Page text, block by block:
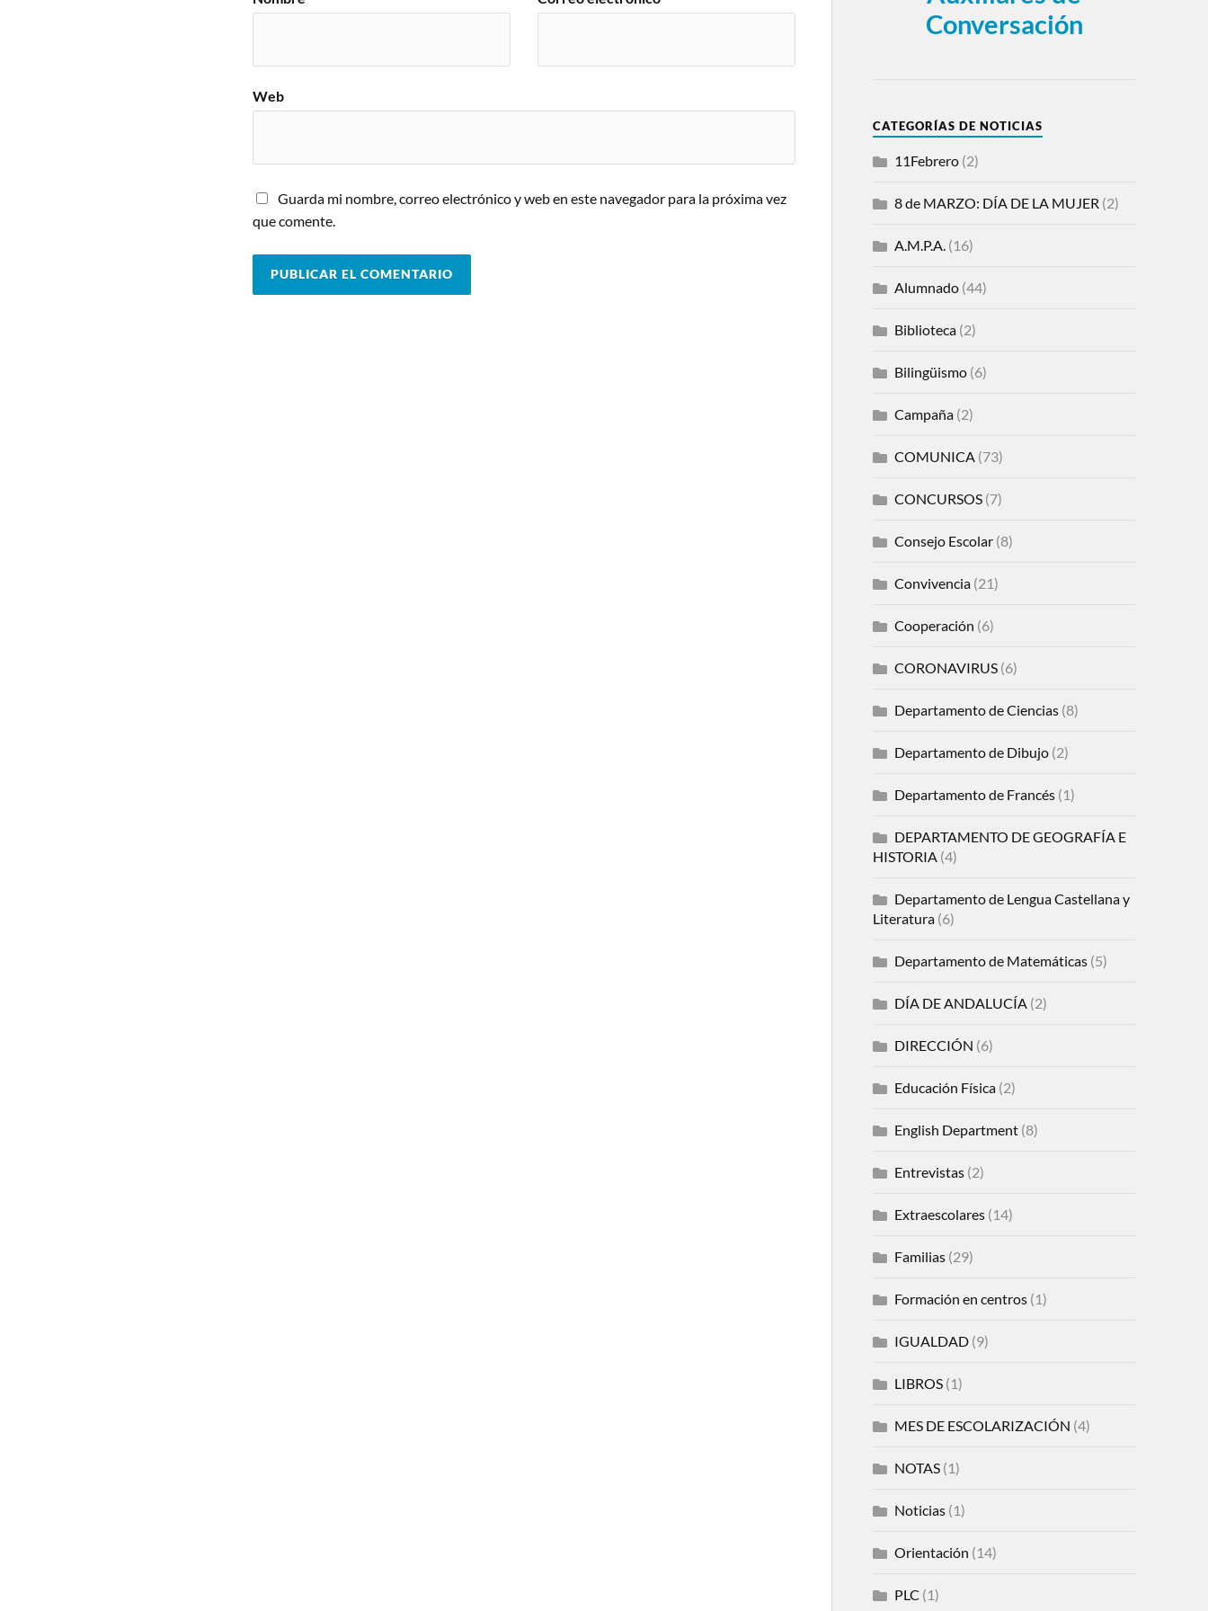
Web
Guarda mi nombre, correo electrónico y web en este navegador para la próxima vez
que comente.
Conversación
CATEGORÍAS DE NOTICIAS
11Febrero(2)
8 de MARZO: DÍA DE LA MUJER (2)
A.M.P.A. (16)
Alumnado(44)
Biblioteca(2)
Bilingüismo(6)
Campaña(2)
COMUNICA (73)
CONCURSOS(7)
Consejo Escolar(8)
Convivencia(21)
Cooperación (6)
CORONAVIRUS(6)
Departamento de Ciencias(8)
Departamento de Dibujo(2)
Departamento de Francés(1)
DEPARTAMENTO DE GEOGRAFÍA E
HISTORIA (4)
Departamento de Lengua Castellana y
Literatura(6)
Departamento de Matemáticas(5)
DÍA DE ANDALUCÍA (2)
DIRECCIÓN (6)
Educación Física(2)
English Department(8)
Entrevistas(2)
Extraescolares(14)
Familias(29)
Formación en centros(1)
IGUALDAD(9)
LIBROS(1)
MES DE ESCOLARIZACIÓN (4)
NOTAS(1)
Noticias(1)
Orientación (14)
PLC (1)